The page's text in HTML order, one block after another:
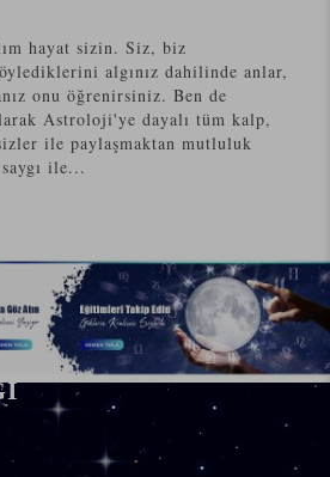
hayat sizin. Siz, biz
algınız dahilinde anlar,
onu öğrenirsiniz. Ben de
Astroloji'ye dayalı tüm kalp,
ile paylaşmaktan mutluluk
ile...